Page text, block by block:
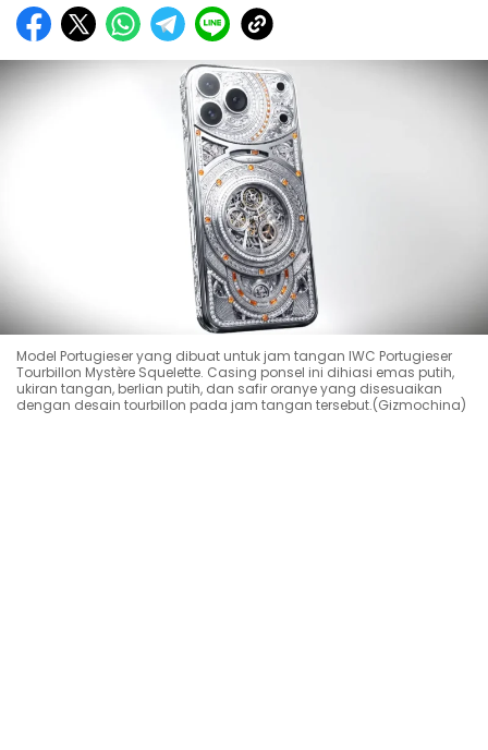
Model Portugieser yang dibuat untuk jam tangan IWC Portugieser
Tourbillon Mystère Squelette. Casing ponsel ini dihiasi emas putih,
ukiran tangan, berlian putih, dan safir oranye yang disesuaikan
dengan desain tourbillon pada jam tangan tersebut.(Gizmochina)